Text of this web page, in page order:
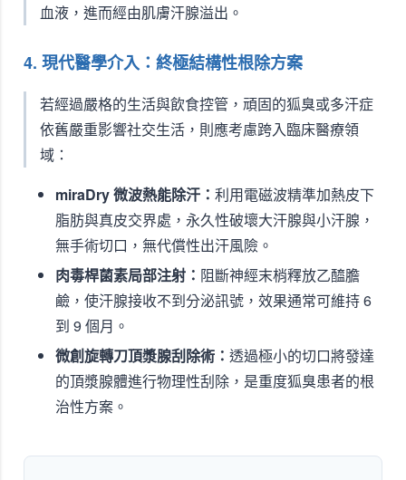
血液，進而經由肌膚汗腺溢出。
4. 現代醫學介入：終極結構性根除方案
若經過嚴格的生活與飲食控管，頑固的狐臭或多汗症
依舊嚴重影響社交生活，則應考慮跨入臨床醫療領
域：
miraDry 微波熱能除汗： 利用電磁波精準加熱皮下
脂肪與真皮交界處，永久性破壞大汗腺與小汗腺，
無手術切口，無代償性出汗風險。
肉毒桿菌素局部注射： 阻斷神經末梢釋放乙醯膽
鹼，使汗腺接收不到分泌訊號，效果通常可維持 6
到 9 個月。
微創旋轉刀頂漿腺刮除術： 透過極小的切口將發達
的頂漿腺體進行物理性刮除，是重度狐臭患者的根
治性方案。